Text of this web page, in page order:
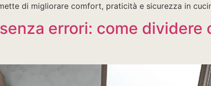
di migliorare comfort, praticità e sicurezza in
errori: come dividere